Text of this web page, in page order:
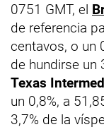
0751 GMT, el
de referencia
centavos, o un
de hundirse un
Texas
un 0,8%, a
3,7% de la